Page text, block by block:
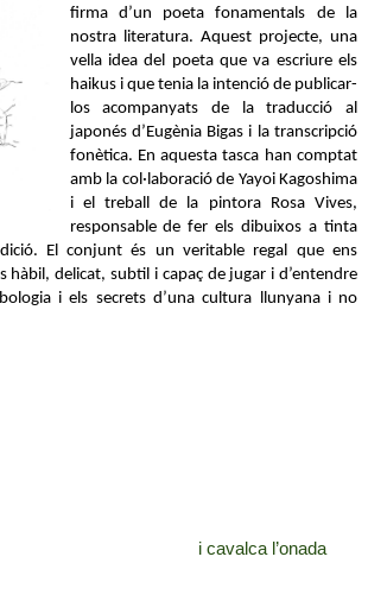
firma d’un poeta fonamentals de la
nostra literatura. Aquest projecte, una
vella idea del poeta que va escriure els
haikus i que tenia la intenció de publicar-
los acompanyats de la traducció al
japonés d’Eugènia Bigas i la transcripció
fonètica. En aquesta tasca han comptat
amb la col·laboració de Yayoi Kagoshima
i el treball de la pintora Rosa Vives,
responsable de fer els dibuixos a tinta
El conjunt és un veritable regal que ens
hàbil, delicat, subtil i capaç de jugar i d’entendre
i els secrets d’una cultura llunyana i no
que s’alça
i cavalca l’onada